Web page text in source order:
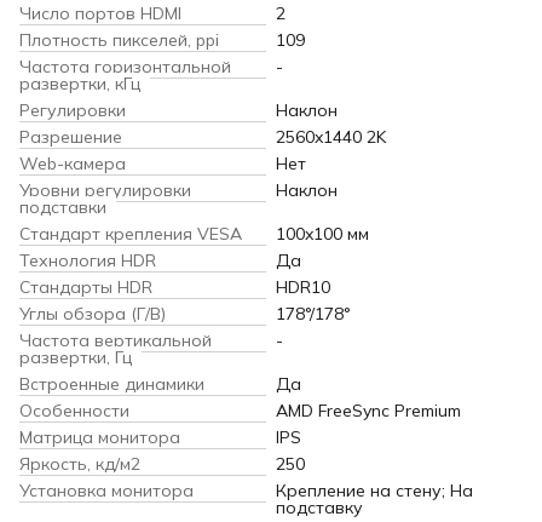
Число портов HDMI
2
Плотность пикселей, ppi
109
Частота горизонтальной
развертки, кГц
-
Регулировки
Наклон
Разрешение
2560x1440 2K
Web-камера
Нет
Уровни регулировки
подставки
Наклон
Стандарт крепления VESA
100x100 мм
Технология HDR
Да
Cтандарты HDR
HDR10
Углы обзора (Г/В)
178°/178°
Частота вертикальной
развертки, Гц
-
Встроенные динамики
Да
Особенности
AMD FreeSync Premium
Матрица монитора
IPS
Яркость, кд/м2
250
Установка монитора
Крепление на стену; На
подставку